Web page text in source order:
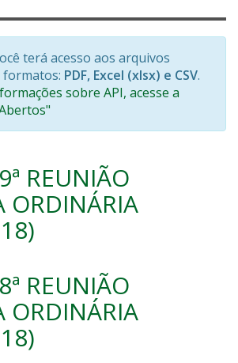
terá acesso aos arquivos
PDF, Excel (xlsx) e CSV.
sobre API, acesse a
REUNIÃO
ORDINÁRIA
REUNIÃO
ORDINÁRIA